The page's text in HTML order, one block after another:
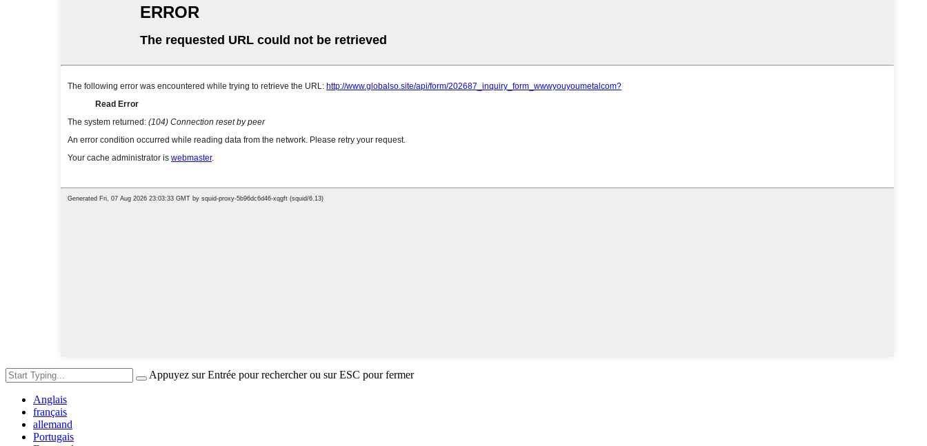
Appuyez sur Entrée pour rechercher ou sur ESC pour fermer
Anglais
français
allemand
Portugais